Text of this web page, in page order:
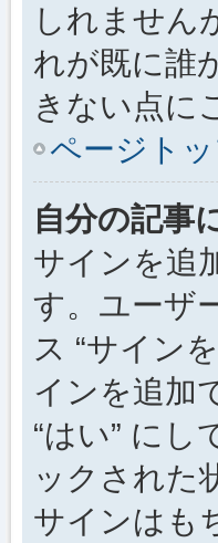
しれません
れが既に誰
きない点に
ページト
自分の記事
サインを追
す。ユーザ
ス “サイン
インを追加
“はい” にし
ックされた
サインはも